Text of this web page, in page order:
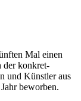
Mal einen
der konkret-
und Künstler aus
beworben.